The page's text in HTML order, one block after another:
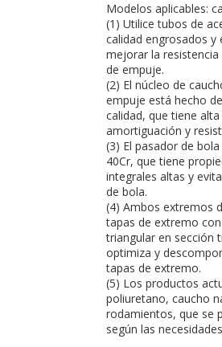
Modelos aplicables:
(1) Utilice tubos de
calidad engrosados ​​y
mejorar la
de empuje.
(2) El núcleo de
empuje está hecho
calidad, que tiene
amortiguación y
(3) El pasador de
40Cr, que tiene
integrales altas y
de bola.
(4) Ambos extremos
tapas de extremo
triangular en sección
optimiza y
tapas de extremo.
(5) Los productos
poliuretano, caucho
rodamientos, que se
según las